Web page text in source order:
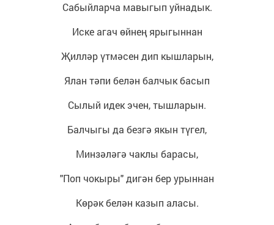
Сабыйларча мавыгып уйнадык.
Иске агач өйнең ярыгыннан
Җилләр үтмәсен дип кышларын,
Ялан тәпи белән балчык басып
Сылый идек эчен, тышларын.
Балчыгы да безгә якын түгел,
Минзәләгә чаклы барасы,
"Поп чокыры" дигән бер урыннан
Көрәк белән казып аласы.